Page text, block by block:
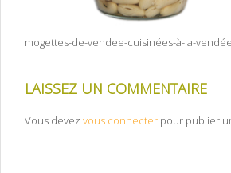
mogettes-de-vendee-cuisinées-à-la-
LAISSEZ UN COMMENTAIRE
Vous devez vous connecter pour publier